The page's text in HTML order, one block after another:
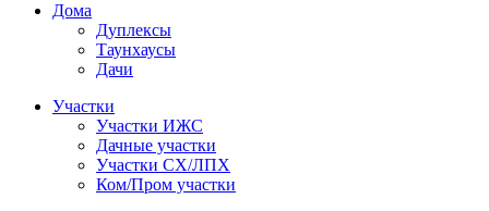
Дома
Дуплексы
Таунхаусы
Дачи
Участки
Участки ИЖС
Дачные участки
Участки СХ/ЛПХ
Ком/Пром участки